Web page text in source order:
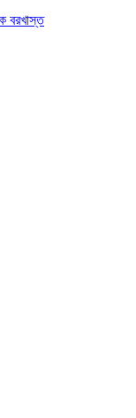
বরখাস্ত